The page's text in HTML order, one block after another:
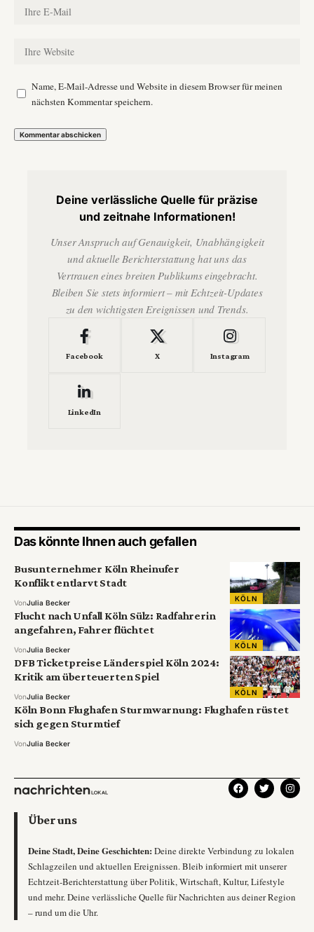
Name, E-Mail-Adresse und Website in diesem Browser für meinen
nächsten Kommentar speichern.
Deine verlässliche Quelle für präzise
und zeitnahe Informationen!
Unser Anspruch auf Genauigkeit, Unabhängigkeit
und aktuelle Berichterstattung hat uns das
Vertrauen eines breiten Publikums eingebracht.
Bleiben Sie stets informiert – mit Echtzeit-Updates
zu den wichtigsten Ereignissen und Trends.
Facebook X Instagram
LinkedIn
Das könnte Ihnen auch gefallen
KÖLN
Busunternehmer Köln Rheinufer
Konflikt entlarvt Stadt
VonJulia Becker
KÖLN
Flucht nach Unfall Köln Sülz: Radfahrerin
angefahren, Fahrer flüchtet
VonJulia Becker
KÖLN
DFB Ticketpreise Länderspiel Köln 2024:
Kritik am überteuerten Spiel
VonJulia Becker
Köln Bonn Flughafen Sturmwarnung: Flughafen rüstet
sich gegen Sturmtief
VonJulia Becker
Über uns
Deine Stadt, Deine Geschichten: Deine direkte Verbindung zu lokalen
Schlagzeilen und aktuellen Ereignissen. Bleib informiert mit unserer
Echtzeit-Berichterstattung über Politik, Wirtschaft, Kultur, Lifestyle
und mehr. Deine verlässliche Quelle für Nachrichten aus deiner Region
– rund um die Uhr.